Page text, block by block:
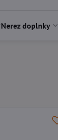
Nerez doplnky